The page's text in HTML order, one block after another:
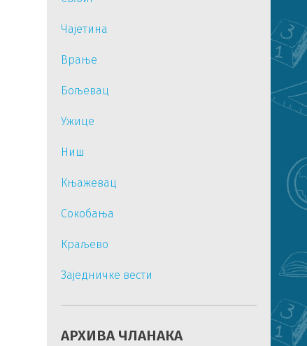
Чајетина
Врање
Бољевац
Ужице
Ниш
Књажевац
Сокобања
Краљево
Заједничке вести
АРХИВА ЧЛАНАКА